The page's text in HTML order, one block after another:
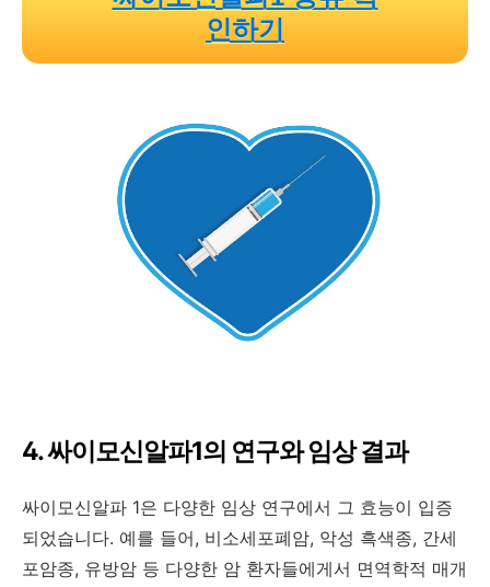
인하기
4. 싸이모신알파1의 연구와 임상 결과
싸이모신알파 1은 다양한 임상 연구에서 그 효능이 입증
되었습니다. 예를 들어, 비소세포폐암, 악성 흑색종, 간세
포암종, 유방암 등 다양한 암 환자들에게서 면역학적 매개